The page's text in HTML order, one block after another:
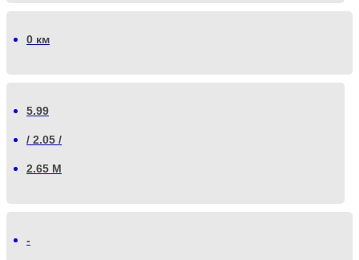
0 км
5.99
/ 2.05 /
2.65 М
-